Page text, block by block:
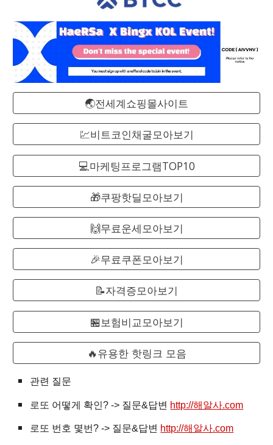
🌏전세계쇼핑몰사이트
💹비트코인채굴모아보기
💻마케팅프로그램TOP10
🎁쿠팡핫딜모아보기
🙌무료운세모아보기
🎉무료쿠폰모아보기
📝자격증모아보기
🏪보험비교모아보기
🔥유용한 핫링크 모음
관련 질문
로또 어떻게 확인? -> 질문&답변 http://해알사.com
로또 번호 몇번? -> 질문&답변 http://해알사.com